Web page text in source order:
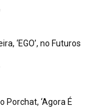
‘EGO’, no Futuros
Porchat, ‘Agora É